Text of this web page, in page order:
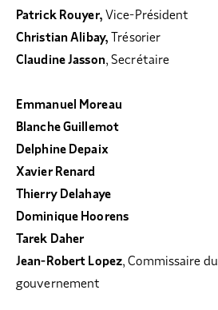
Patrick Rouyer, Vice-Président
Christian Alibay, Trésorier
Claudine Jasson, Secrétaire
Emmanuel Moreau
Blanche Guillemot
Delphine Depaix
Xavier Renard
Thierry Delahaye
Dominique Hoorens
Tarek Daher
Jean-Robert Lopez, Commissaire du
gouvernement